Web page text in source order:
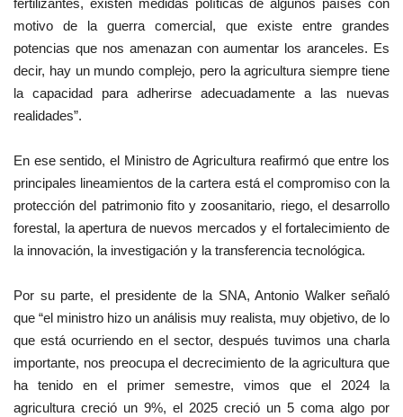
fertilizantes, existen medidas políticas de algunos países con
motivo de la guerra comercial, que existe entre grandes
potencias que nos amenazan con aumentar los aranceles. Es
decir, hay un mundo complejo, pero la agricultura siempre tiene
la capacidad para adherirse adecuadamente a las nuevas
realidades”.
En ese sentido, el Ministro de Agricultura reafirmó que entre los
principales lineamientos de la cartera está el compromiso con la
protección del patrimonio fito y zoosanitario, riego, el desarrollo
forestal, la apertura de nuevos mercados y el fortalecimiento de
la innovación, la investigación y la transferencia tecnológica.
Por su parte, el presidente de la SNA, Antonio Walker señaló
que “el ministro hizo un análisis muy realista, muy objetivo, de lo
que está ocurriendo en el sector, después tuvimos una charla
importante, nos preocupa el decrecimiento de la agricultura que
ha tenido en el primer semestre, vimos que el 2024 la
agricultura creció un 9%, el 2025 creció un 5 coma algo por